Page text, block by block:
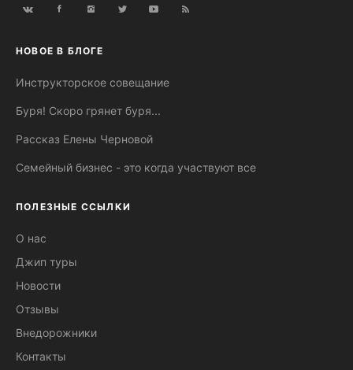
НОВОЕ В БЛОГЕ
Инструкторское совещание
Буря! Скоро грянет буря...
Рассказ Елены Черновой
Семейный бизнес - это когда участвуют все
ПОЛЕЗНЫЕ ССЫЛКИ
О нас
Джип туры
Новости
Отзывы
Внедорожники
Контакты